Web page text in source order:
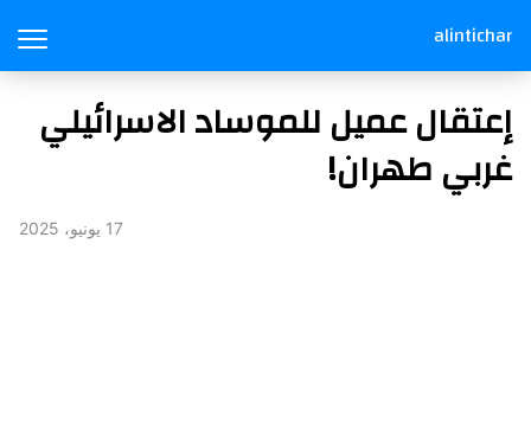
alintichar
إعتقال عميل للموساد الاسرائيلي
غربي طهران!
17 يونيو، 2025